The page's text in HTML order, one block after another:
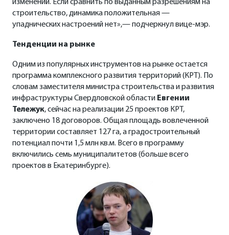
изменений. Если сравнить по выданным разрешениям на
строительство, динамика положительная —
упаднических настроений нет»,— подчеркнул вице-мэр.
Тенденции на рынке
Одним из популярных инструментов на рынке остается
программа комплексного развития территорий (КРТ). По
словам заместителя министра строительства и развития
инфраструктуры Свердловской области Евгении
Тележук, сейчас на реализации 25 проектов КРТ,
заключено 18 договоров. Общая площадь вовлеченной
территории составляет 127 га, а градостроительный
потенциал почти 1,5 млн кв.м. Всего в программу
включились семь муниципалитетов (больше всего
проектов в Екатеринбурге).